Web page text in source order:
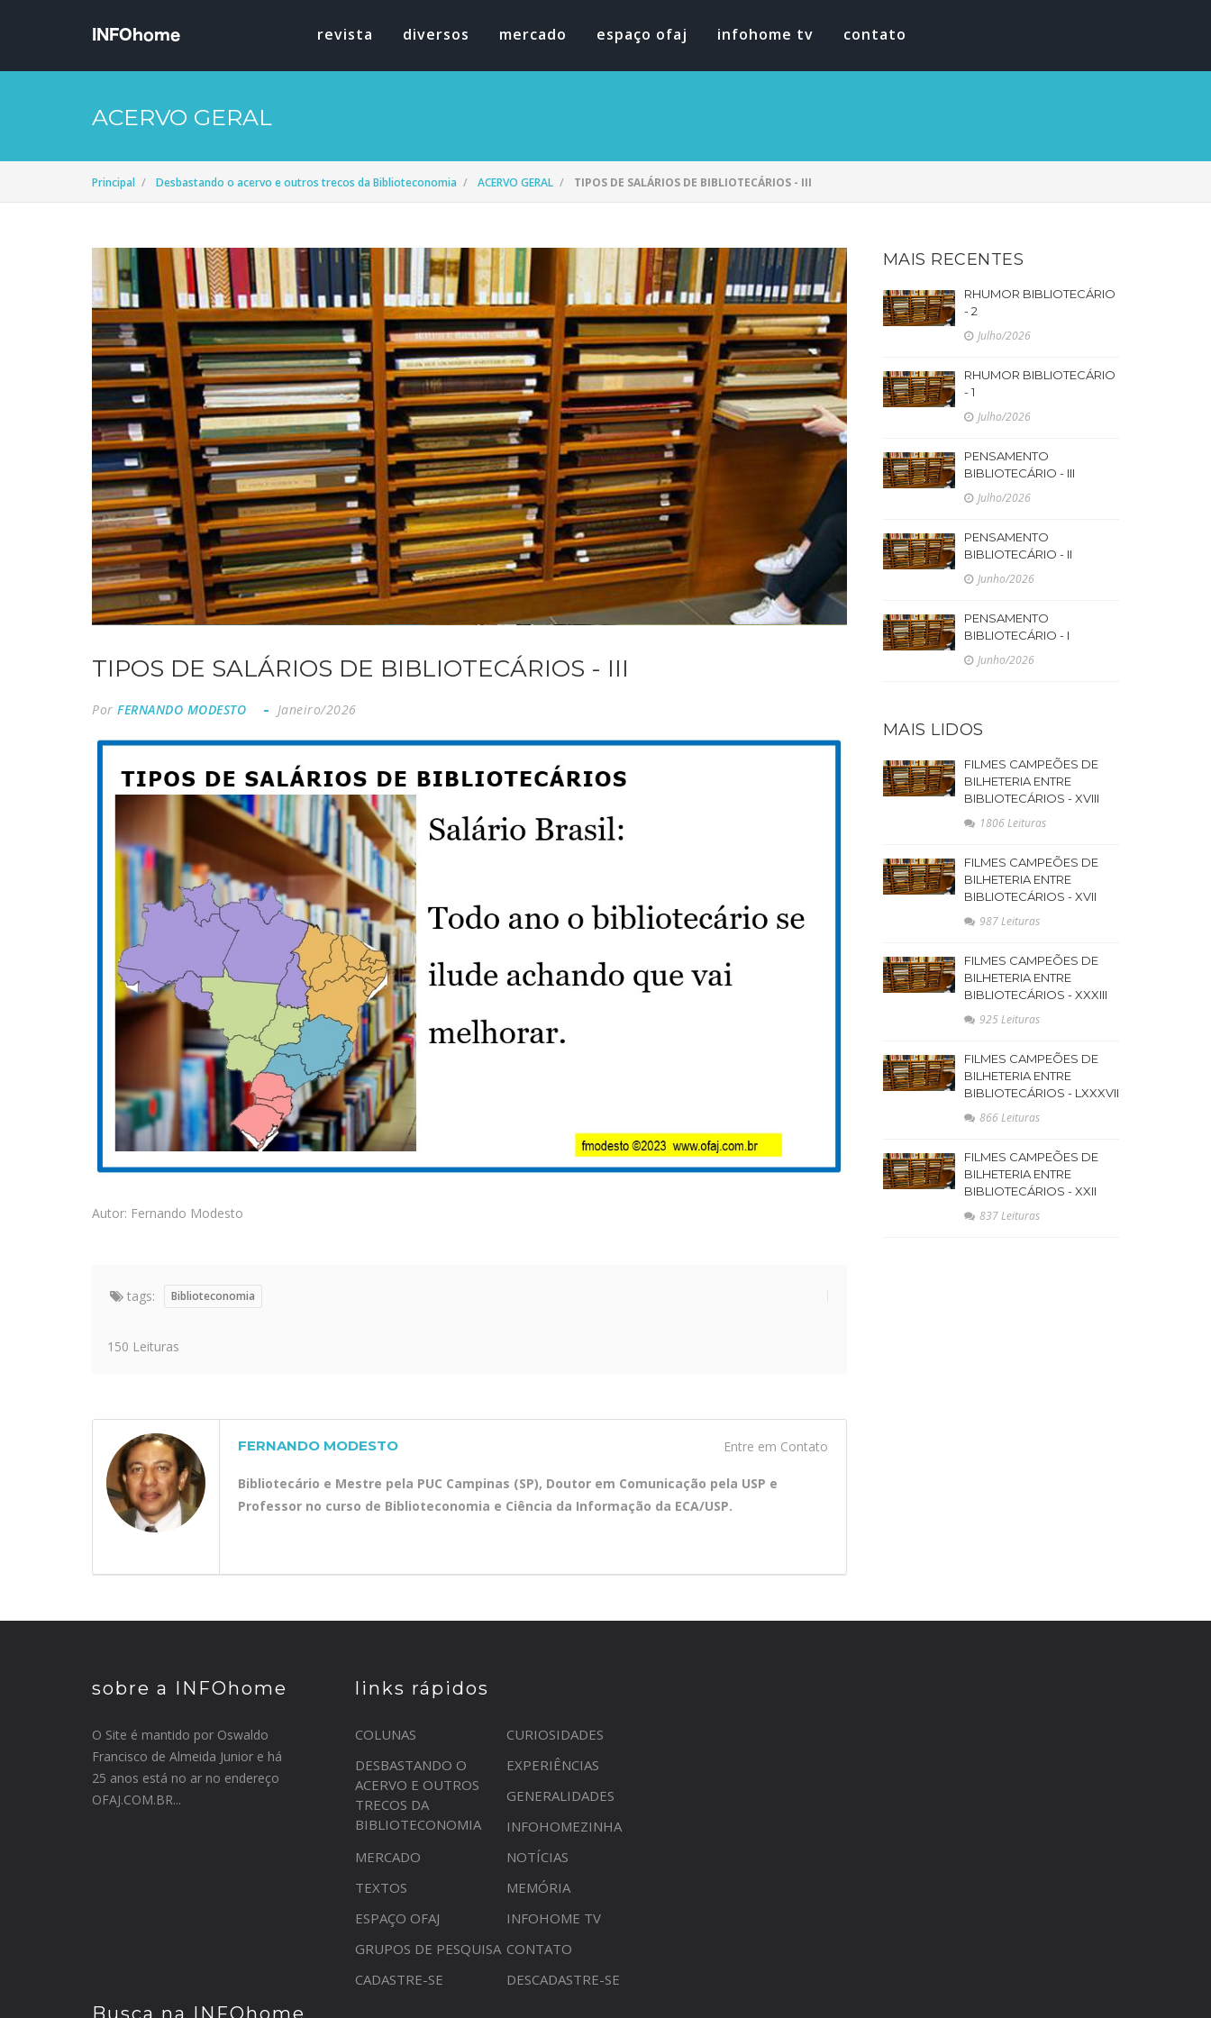
revista diversos mercado espaço ofaj infohome tv contato
ACERVO GERAL
Principal Desbastando o acervo e outros trecos da Biblioteconomia ACERVO GERAL TIPOS DE SALÁRIOS DE BIBLIOTECÁRIOS - III
TIPOS DE SALÁRIOS DE BIBLIOTECÁRIOS - III
Por FERNANDO MODESTO Janeiro/2026
Autor: Fernando Modesto
tags: Biblioteconomia
150 Leituras
Entre em Contato
FERNANDO MODESTO
Bibliotecário e Mestre pela PUC Campinas (SP), Doutor em Comunicação pela USP e
Professor no curso de Biblioteconomia e Ciência da Informação da ECA/USP.
MAIS RECENTES
RHUMOR BIBLIOTECÁRIO
- 2
Julho/2026
RHUMOR BIBLIOTECÁRIO
- 1
Julho/2026
PENSAMENTO
BIBLIOTECÁRIO - III
Julho/2026
PENSAMENTO
BIBLIOTECÁRIO - II
Junho/2026
PENSAMENTO
BIBLIOTECÁRIO - I
Junho/2026
MAIS LIDOS
FILMES CAMPEÕES DE
BILHETERIA ENTRE
BIBLIOTECÁRIOS - XVIII
1806 Leituras
FILMES CAMPEÕES DE
BILHETERIA ENTRE
BIBLIOTECÁRIOS - XVII
987 Leituras
FILMES CAMPEÕES DE
BILHETERIA ENTRE
BIBLIOTECÁRIOS - XXXIII
925 Leituras
FILMES CAMPEÕES DE
BILHETERIA ENTRE
BIBLIOTECÁRIOS - LXXXVII
866 Leituras
FILMES CAMPEÕES DE
BILHETERIA ENTRE
BIBLIOTECÁRIOS - XXII
837 Leituras
sobre a INFOhome
O Site é mantido por Oswaldo
Francisco de Almeida Junior e há
25 anos está no ar no endereço
OFAJ.COM.BR...
links rápidos
COLUNAS
CURIOSIDADES
DESBASTANDO O
ACERVO E OUTROS
TRECOS DA
BIBLIOTECONOMIA
EXPERIÊNCIAS
GENERALIDADES
INFOHOMEZINHA
MERCADO
NOTÍCIAS
TEXTOS
MEMÓRIA
ESPAÇO OFAJ
INFOHOME TV
GRUPOS DE PESQUISA CONTATO
CADASTRE-SE
DESCADASTRE-SE
Busca na INFOhome